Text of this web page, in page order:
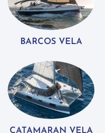
BARCOS VELA
CATAMARAN VELA